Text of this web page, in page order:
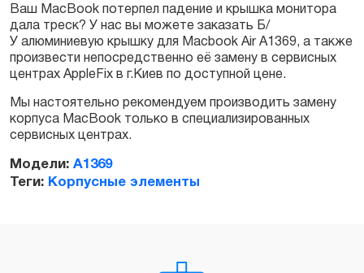
Заказать
Ваш MacBook потерпел падение и крышка монитора
дала треск? У нас вы можете заказать Б/
У алюминиевую крышку для Macbook Air A1369, а также
произвести непосредственно её замену в сервисных
центрах AppleFix в г.Киев по доступной цене.
Мы настоятельно рекомендуем производить замену
корпуса MacBook только в специализированных
сервисных центрах.
Модели: A1369
Теги: Корпусные элементы